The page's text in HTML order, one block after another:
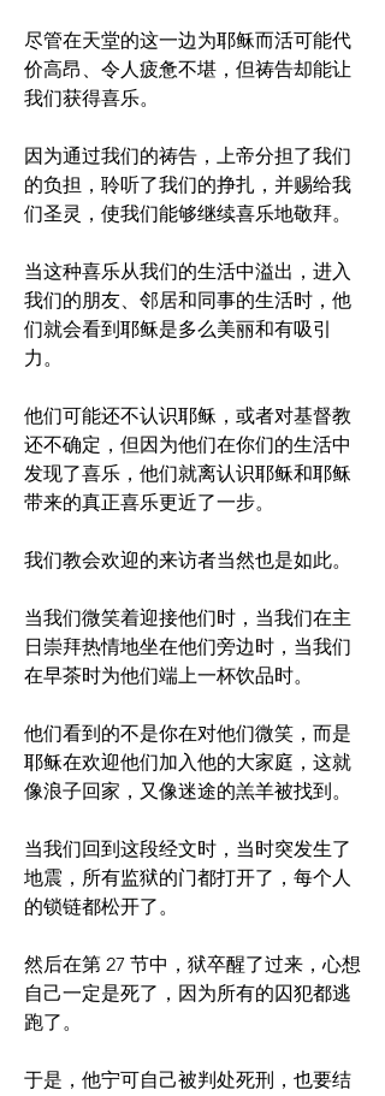
尽管在天堂的这一边为耶稣而活可能代
价高昂、令人疲惫不堪，但祷告却能让
我们获得喜乐。
因为通过我们的祷告，上帝分担了我们
的负担，聆听了我们的挣扎，并赐给我
们圣灵，使我们能够继续喜乐地敬拜。
当这种喜乐从我们的生活中溢出，进入
我们的朋友、邻居和同事的生活时，他
们就会看到耶稣是多么美丽和有吸引
力。
他们可能还不认识耶稣，或者对基督教
还不确定，但因为他们在你们的生活中
发现了喜乐，他们就离认识耶稣和耶稣
带来的真正喜乐更近了一步。
我们教会欢迎的来访者当然也是如此。
当我们微笑着迎接他们时，当我们在主
日崇拜热情地坐在他们旁边时，当我们
在早茶时为他们端上一杯饮品时。
他们看到的不是你在对他们微笑，而是
耶稣在欢迎他们加入他的大家庭，这就
像浪子回家，又像迷途的羔羊被找到。
当我们回到这段经文时，当时突发生了
地震，所有监狱的门都打开了，每个人
的锁链都松开了。
然后在第 27 节中，狱卒醒了过来，心想
自己一定是死了，因为所有的囚犯都逃
跑了。
于是，他宁可自己被判处死刑，也要结